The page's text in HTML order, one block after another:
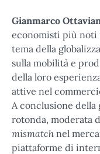
Gianmarco
economisti più noti
tema della
sulla mobilità e
della loro
attive nel
A conclusione della
rotonda, moderata
mismatch nel
piattaforme di